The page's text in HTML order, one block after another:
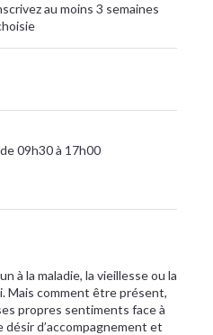
au moins 3 semaines
09h30 à 17h00
à la maladie, la vieillesse ou la
Mais comment être présent,
propres sentiments face à
d’accompagnement et